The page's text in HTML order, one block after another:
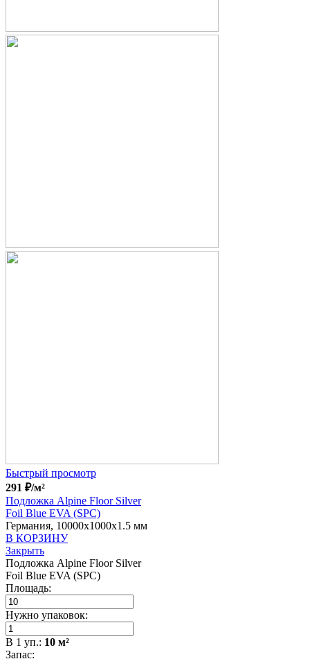
Быстрый просмотр
291 ₽/м²
Подложка Alpine Floor Silver
Foil Blue EVA (SPC)
Германия, 10000x1000x1.5 мм
В КОРЗИНУ
Закрыть
Подложка Alpine Floor Silver
Foil Blue EVA (SPC)
Площадь:
Нужно упаковок:
В 1 уп.: 10 м²
Запас: